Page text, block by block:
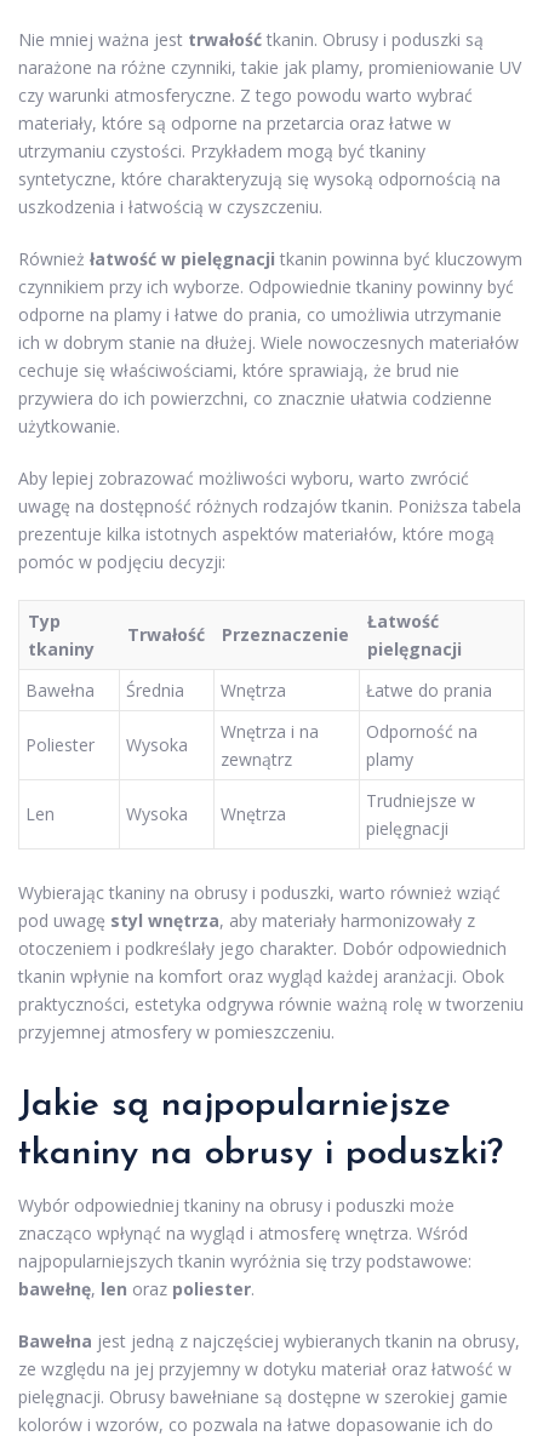
Nie mniej ważna jest trwałość tkanin. Obrusy i poduszki są
narażone na różne czynniki, takie jak plamy, promieniowanie UV
czy warunki atmosferyczne. Z tego powodu warto wybrać
materiały, które są odporne na przetarcia oraz łatwe w
utrzymaniu czystości. Przykładem mogą być tkaniny
syntetyczne, które charakteryzują się wysoką odpornością na
uszkodzenia i łatwością w czyszczeniu.
Również łatwość w pielęgnacji tkanin powinna być kluczowym
czynnikiem przy ich wyborze. Odpowiednie tkaniny powinny być
odporne na plamy i łatwe do prania, co umożliwia utrzymanie
ich w dobrym stanie na dłużej. Wiele nowoczesnych materiałów
cechuje się właściwościami, które sprawiają, że brud nie
przywiera do ich powierzchni, co znacznie ułatwia codzienne
użytkowanie.
Aby lepiej zobrazować możliwości wyboru, warto zwrócić
uwagę na dostępność różnych rodzajów tkanin. Poniższa tabela
prezentuje kilka istotnych aspektów materiałów, które mogą
pomóc w podjęciu decyzji:
Typ
tkaniny
Trwałość Przeznaczenie
Łatwość
pielęgnacji
Bawełna
Średnia Wnętrza Łatwe do prania
Poliester Wysoka
Wnętrza i na
zewnątrz
Odporność na
plamy
Len Wysoka Wnętrza
Trudniejsze w
pielęgnacji
Wybierając tkaniny na obrusy i poduszki, warto również wziąć
pod uwagę styl wnętrza, aby materiały harmonizowały z
otoczeniem i podkreślały jego charakter. Dobór odpowiednich
tkanin wpłynie na komfort oraz wygląd każdej aranżacji. Obok
praktyczności, estetyka odgrywa równie ważną rolę w tworzeniu
przyjemnej atmosfery w pomieszczeniu.
Jakie są najpopularniejsze
tkaniny na obrusy i poduszki?
Wybór odpowiedniej tkaniny na obrusy i poduszki może
znacząco wpłynąć na wygląd i atmosferę wnętrza. Wśród
najpopularniejszych tkanin wyróżnia się trzy podstawowe:
bawełnę, len oraz poliester.
Bawełna jest jedną z najczęściej wybieranych tkanin na obrusy,
ze względu na jej przyjemny w dotyku materiał oraz łatwość w
pielęgnacji. Obrusy bawełniane są dostępne w szerokiej gamie
kolorów i wzorów, co pozwala na łatwe dopasowanie ich do